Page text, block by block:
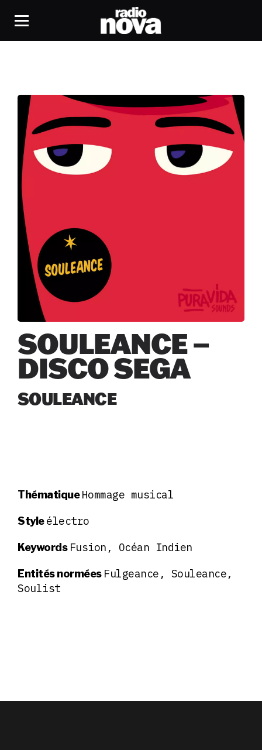
SOULEANCE –
DISCO SEGA
SOULEANCE
ThématiqueHommage musical
Styleélectro
Keywords Fusion, Océan Indien
Entités normées Fulgeance, Souleance,
Soulist